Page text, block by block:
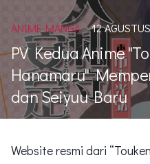
ANIME-MANGA 12
PV Kedua Anime
Hanamaru"
dan Seiyuu Baru
Website resmi dari